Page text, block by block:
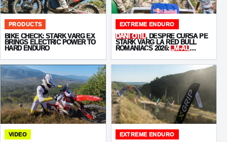
PRODUCTS
BIKE CHECK: STARK VARG EX
BRINGS ELECTRIC POWER TO
HARD ENDURO
EXTREME ENDURO
DANI OȚIL, DESPRE CURSA PE
STARK VARG LA RED BULL
ROMANIACS 2026: „M-AU
VIDEO EXTREME ENDURO